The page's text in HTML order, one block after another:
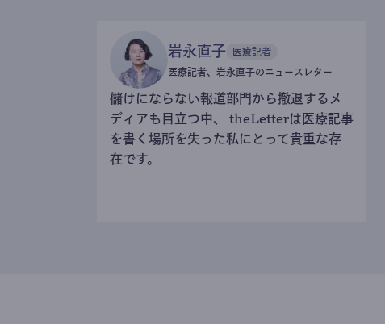
岩永直子 医療記者
医療記者、岩永直子のニュースレター
儲けにならない報道部門から撤退するメ
ディアも目立つ中、 theLetterは医療記事
を書く場所を失った私にとって貴重な存
在です。